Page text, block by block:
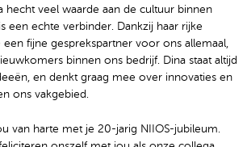
hecht veel waarde aan de cultuur binnen
een echte verbinder. Dankzij haar rijke
een fijne gesprekspartner voor ons allemaal,
binnen ons bedrijf. Dina staat altijd
en denkt graag mee over innovaties en
ons vakgebied.
van harte met je 20-jarig NIIOS-jubileum.